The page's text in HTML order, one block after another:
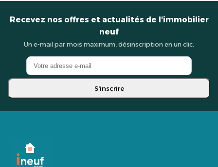
Recevez nos offres et actualités de l'immobilier
neuf
Un e-mail par mois maximum, désinscription en un clic.
S'inscrire